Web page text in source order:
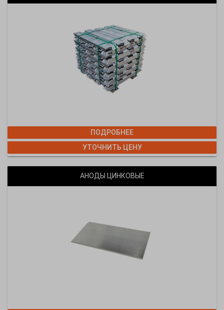
ПОДРОБНЕЕ
УТОЧНИТЬ ЦЕНУ
АНОДЫ ЦИНКОВЫЕ